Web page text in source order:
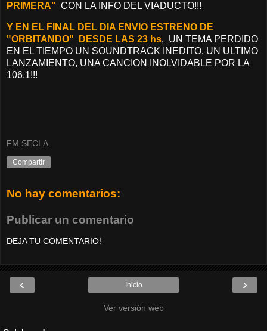
PRIMERA" CON LA INFO DEL VIADUCTO!!!
Y EN EL FINAL DEL DIA ENVIO ESTRENO DE
"ORBITANDO" DESDE LAS 23 hs, UN TEMA PERDIDO
EN EL TIEMPO UN SOUNDTRACK INEDITO, UN ULTIMO
LANZAMIENTO, UNA CANCION INOLVIDABLE POR LA
106.1!!!
FM SECLA
Compartir
No hay comentarios:
Publicar un comentario
DEJA TU COMENTARIO!
‹ ›
Inicio
Ver versión web